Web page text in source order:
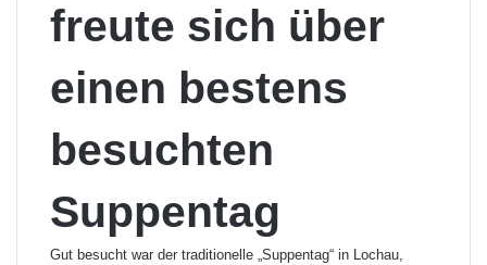
freute sich über
einen bestens
besuchten
Suppentag
Gut besucht war der traditionelle „Suppentag“ in Lochau,